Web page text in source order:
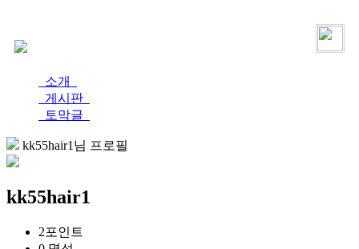
소개
게시판
토막글
kk55hair1님 프로필
kk55hair1
2포인트